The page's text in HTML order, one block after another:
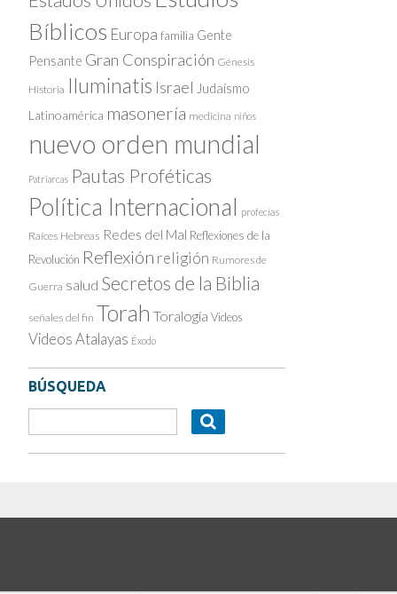
Bíblicos Europa familia Gente
Pensante Gran Conspiración Génesis
Historia Iluminatis Israel Judaísmo
Latinoamérica masonería medicina niños
nuevo orden mundial
Patriarcas Pautas Proféticas
Política Internacional profecías
Raíces Hebreas Redes del Mal Reflexiones de la
Revolución Reflexión religión Rumores de
Guerra salud Secretos de la Biblia
señales del fin Torah Toralogía Videos
Videos Atalayas Éxodo
BÚSQUEDA